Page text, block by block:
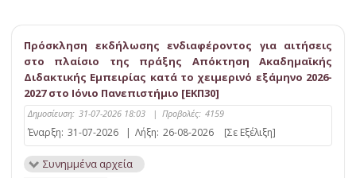
Πρόσκληση εκδήλωσης ενδιαφέροντος για αιτήσεις
στο πλαίσιο της πράξης Απόκτηση Ακαδημαϊκής
Διδακτικής Εμπειρίας κατά το χειμερινό εξάμηνο 2026-
2027 στο Ιόνιο Πανεπιστήμιο [ΕΚΠ30]
Δημοσίευση: 31-07-2026 18:03 | Προβολές: 4159
Έναρξη: 31-07-2026 | Λήξη: 26-08-2026 [Σε Εξέλιξη]
Συνημμένα αρχεία